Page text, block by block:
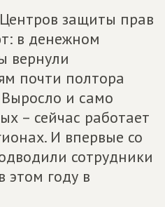
защиты прав
в денежном
вернули
почти полтора
и само
– сейчас работает
И впервые со
сотрудники
этом году в